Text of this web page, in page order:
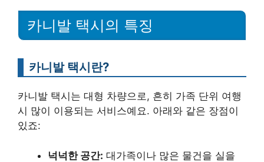
카니발 택시의 특징
카니발 택시란?
카니발 택시는 대형 차량으로, 흔히 가족 단위 여행
시 많이 이용되는 서비스예요. 아래와 같은 장점이
있죠:
넉넉한 공간: 대가족이나 많은 물건을 실을